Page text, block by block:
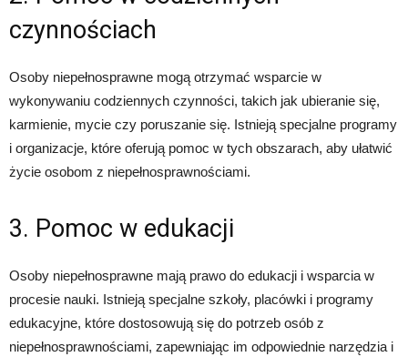
czynnościach
Osoby niepełnosprawne mogą otrzymać wsparcie w
wykonywaniu codziennych czynności, takich jak ubieranie się,
karmienie, mycie czy poruszanie się. Istnieją specjalne programy
i organizacje, które oferują pomoc w tych obszarach, aby ułatwić
życie osobom z niepełnosprawnościami.
3. Pomoc w edukacji
Osoby niepełnosprawne mają prawo do edukacji i wsparcia w
procesie nauki. Istnieją specjalne szkoły, placówki i programy
edukacyjne, które dostosowują się do potrzeb osób z
niepełnosprawnościami, zapewniając im odpowiednie narzędzia i